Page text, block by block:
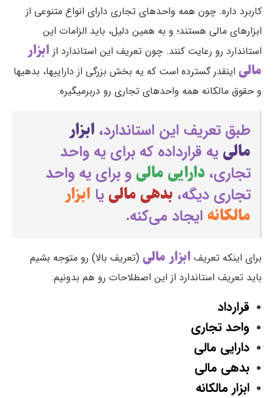
کاربرد داره. چون همه واحدهای تجاری دارای انواع متنوعی از
ابزارهای مالی هستند؛ و به همین دلیل، باید الزامات این
استاندارد رو رعایت کنند. چون تعریف این استاندارد از ابزار
مالیاینقدر گسترده است که یه بخش بزرگی از داراییها، بدهیها
و حقوق مالکانه همه واحدهای تجاری رو دربرمیگیره:
طبق تعریف این استاندارد،ابزار
مالییه قرارداده كه برای یه واحد
تجاری،دارایی مالیو برای یه واحد
تجاری دیگه،بدهی مالییاابزار
مالكانهایجاد می‌كنه.
برای اینکه تعریفابزار مالی(تعریف بالا) رو متوجه بشیم
باید تعریف استاندارد از این اصطلاحات رو هم بدونیم:
قرارداد
واحد تجاری
دارایی مالی
بدهی مالی
ابزار مالكانه